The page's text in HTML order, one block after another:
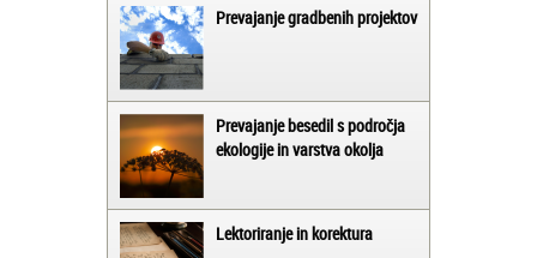
Prevajanje gradbenih projektov
Prevajanje besedil s področja
ekologije in varstva okolja
Lektoriranje in korektura